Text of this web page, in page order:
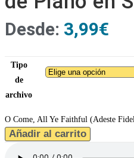
Desde: 3,99€
Tipo
de
archivo
O Come, All Ye Faithful (Adeste
Añadir al carrito